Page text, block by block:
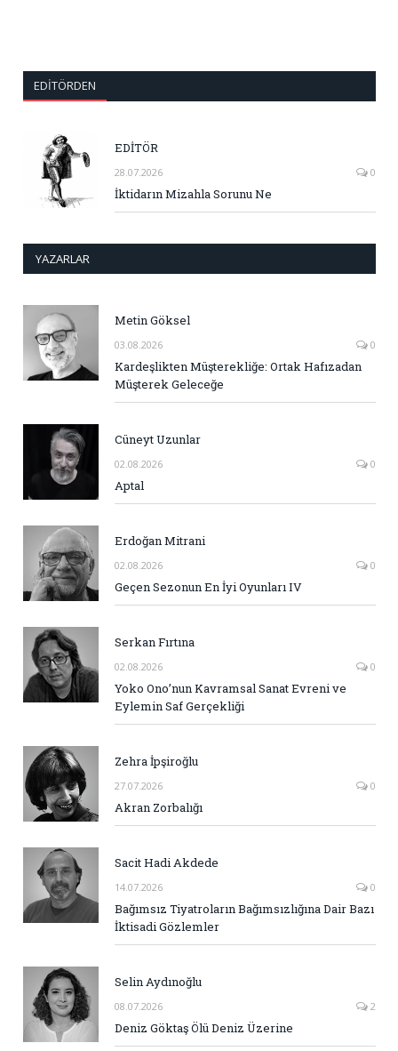
EDITÖRDEN
EDİTÖR
28.07.2026 0
İktidarın Mizahla Sorunu Ne
YAZARLAR
Metin Göksel
03.08.2026 0
Kardeşlikten Müşterekliğe: Ortak Hafızadan
Müşterek Geleceğe
Cüneyt Uzunlar
02.08.2026 0
Aptal
Erdoğan Mitrani
02.08.2026 0
Geçen Sezonun En İyi Oyunları IV
Serkan Fırtına
02.08.2026 0
Yoko Ono’nun Kavramsal Sanat Evreni ve
Eylemin Saf Gerçekliği
Zehra İpşiroğlu
27.07.2026 0
Akran Zorbalığı
Sacit Hadi Akdede
14.07.2026 0
Bağımsız Tiyatroların Bağımsızlığına Dair Bazı
İktisadi Gözlemler
Selin Aydınoğlu
08.07.2026 2
Deniz Göktaş Ölü Deniz Üzerine